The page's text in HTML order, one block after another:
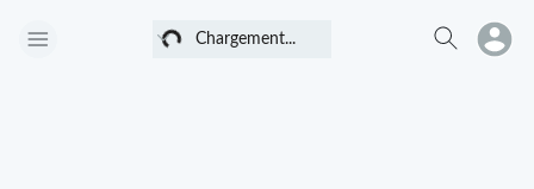
Chargement... Chargement...